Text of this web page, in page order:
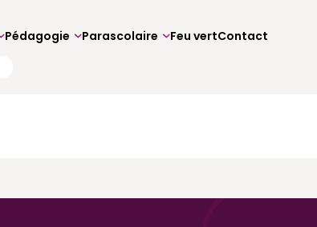
Pédagogie Parascolaire Feu vertContact